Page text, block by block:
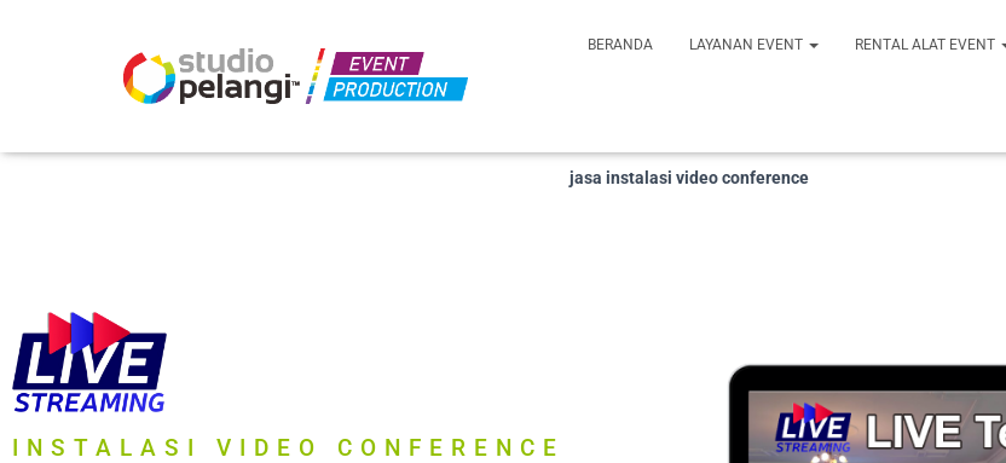
BERANDA LAYANAN EVENT RENTAL ALAT EVENT
jasa instalasi video conference
INSTALASI VIDEO CONFERENCE